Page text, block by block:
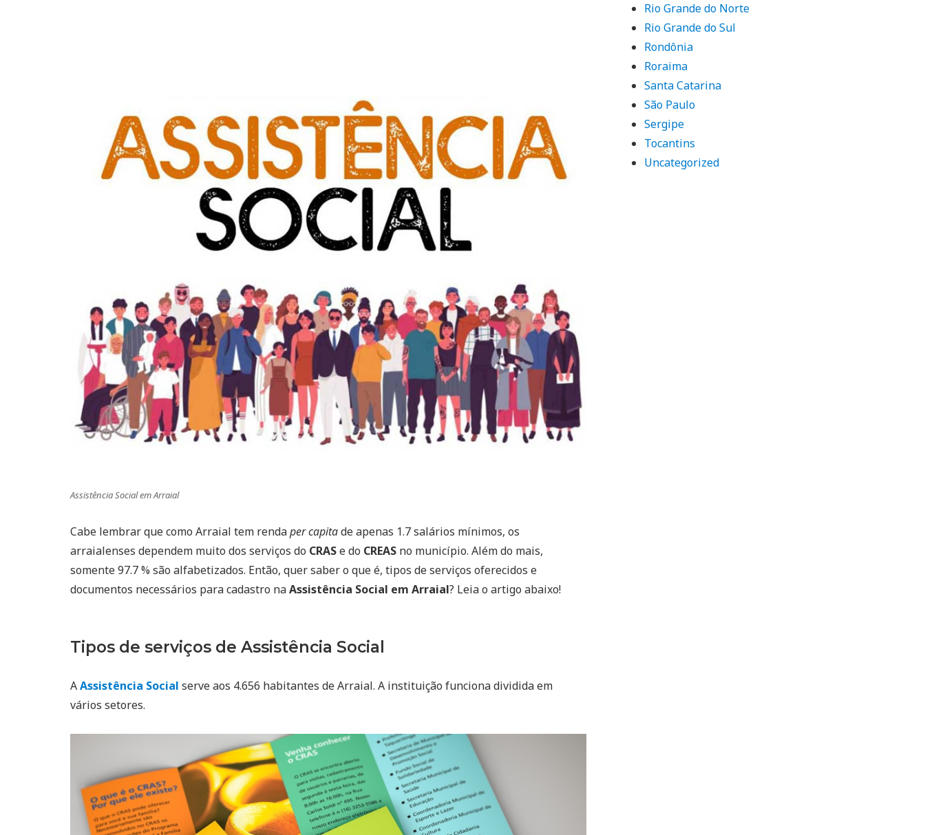
Assistência Social em Arraial
Cabe lembrar que como Arraial tem rendaper capitade apenas 1.7 salários mínimos, os
arraialenses dependem muito dos serviços do CRASe do CREAS no município. Além do mais,
somente 97.7 % são alfabetizados. Então, quer saber o que é, tipos de serviços oferecidos e
documentos necessários para cadastro naAssistência Social em Arraial? Leia o artigo abaixo!
Tipos de serviços de Assistência Social
AAssistência Social serve aos 4.656 habitantes de Arraial. A instituição funciona dividida em
vários setores.
Rio Grande do Norte
Rio Grande do Sul
Rondônia
Roraima
Santa Catarina
São Paulo
Sergipe
Tocantins
Uncategorized